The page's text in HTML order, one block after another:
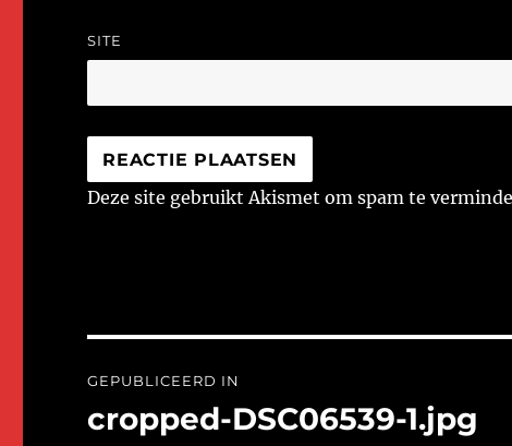
SITE
Deze site gebruikt Akismet om spam te
navigatie
GEPUBLICEERD IN
cropped-DSC06539-1.jpg